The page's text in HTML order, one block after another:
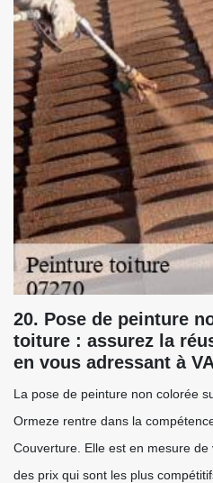
20. Pose de peinture
toiture : assurez la
en vous adressant à
La pose de peinture non colorée
Ormeze rentre dans la
Couverture. Elle est en mesure
des prix qui sont les plus